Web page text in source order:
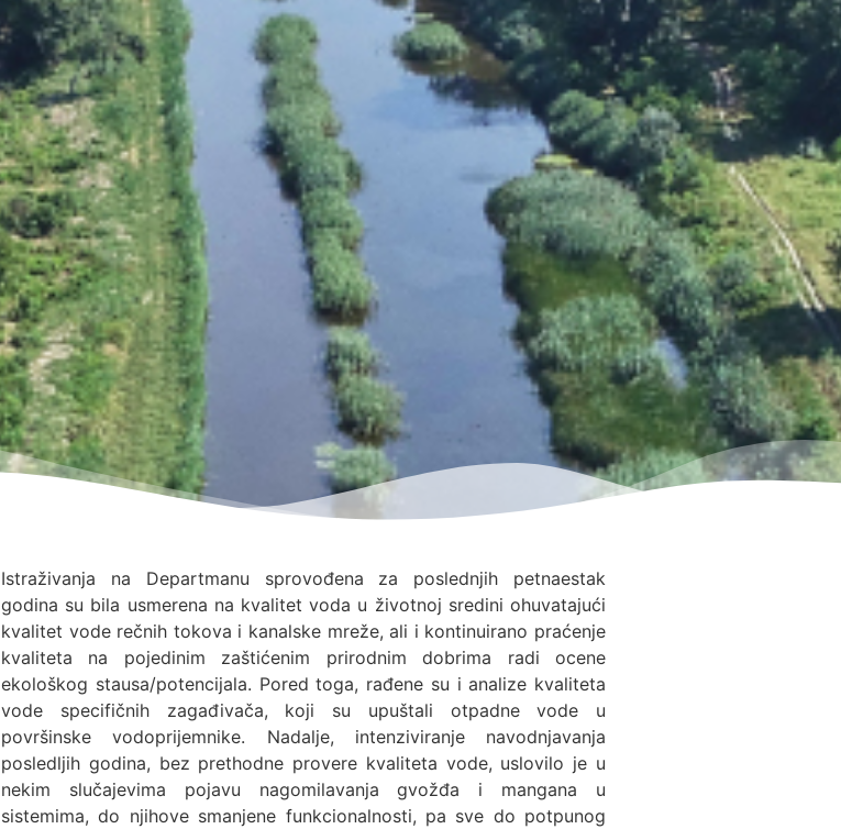
Istraživanja na Departmanu sprovođena za poslednjih petnaestak
godina su bila usmerena na kvalitet voda u životnoj sredini ohuvatajući
kvalitet vode rečnih tokova i kanalske mreže, ali i kontinuirano praćenje
kvaliteta na pojedinim zaštićenim prirodnim dobrima radi ocene
ekološkog stausa/potencijala. Pored toga, rađene su i analize kvaliteta
vode specifičnih zagađivača, koji su upuštali otpadne vode u
površinske vodoprijemnike. Nadalje, intenziviranje navodnjavanja
posledljih godina, bez prethodne provere kvaliteta vode, uslovilo je u
nekim slučajevima pojavu nagomilavanja gvožđa i mangana u
sistemima, do njihove smanjene funkcionalnosti, pa sve do potpunog